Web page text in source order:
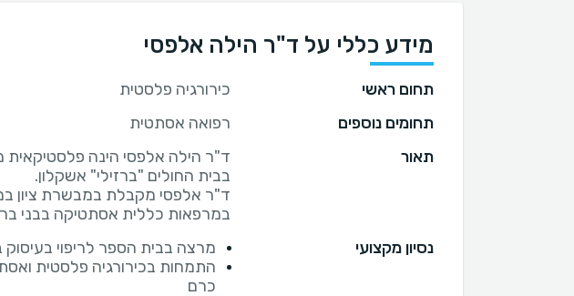
מידע כללי על ד"ר הילה אלפסי
תחום ראשי
כירורגיה פלסטית
תחומים נוספים
רפואה אסתטית
תאור
ד"ר הילה אלפסי הינה פלסטיקאית
ד"ר אלפסי מקבלת במבשרת ציון
במרפאות כללית אסתטיקה בבני
נסיון מקצועי
מרצה בבית הספר לריפוי
התמחות בכירורגיה פלסטית
כרם